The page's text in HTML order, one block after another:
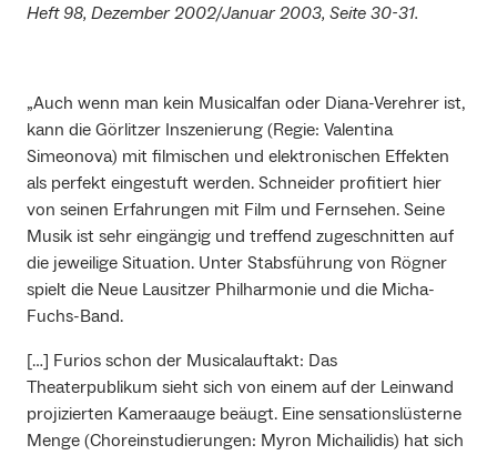
Heft 98, Dezember 2002/Januar 2003, Seite 30-31.
„Auch wenn man kein Musicalfan oder Diana-Verehrer ist,
kann die Görlitzer Inszenierung (Regie: Valentina
Simeonova) mit filmischen und elektronischen Effekten
als perfekt eingestuft werden. Schneider profitiert hier
von seinen Erfahrungen mit Film und Fernsehen. Seine
Musik ist sehr eingängig und treffend zugeschnitten auf
die jeweilige Situation. Unter Stabsführung von Rögner
spielt die Neue Lausitzer Philharmonie und die Micha-
Fuchs-Band.
[…] Furios schon der Musicalauftakt: Das
Theaterpublikum sieht sich von einem auf der Leinwand
projizierten Kameraauge beäugt. Eine sensationslüsterne
Menge (Choreinstudierungen: Myron Michailidis) hat sich